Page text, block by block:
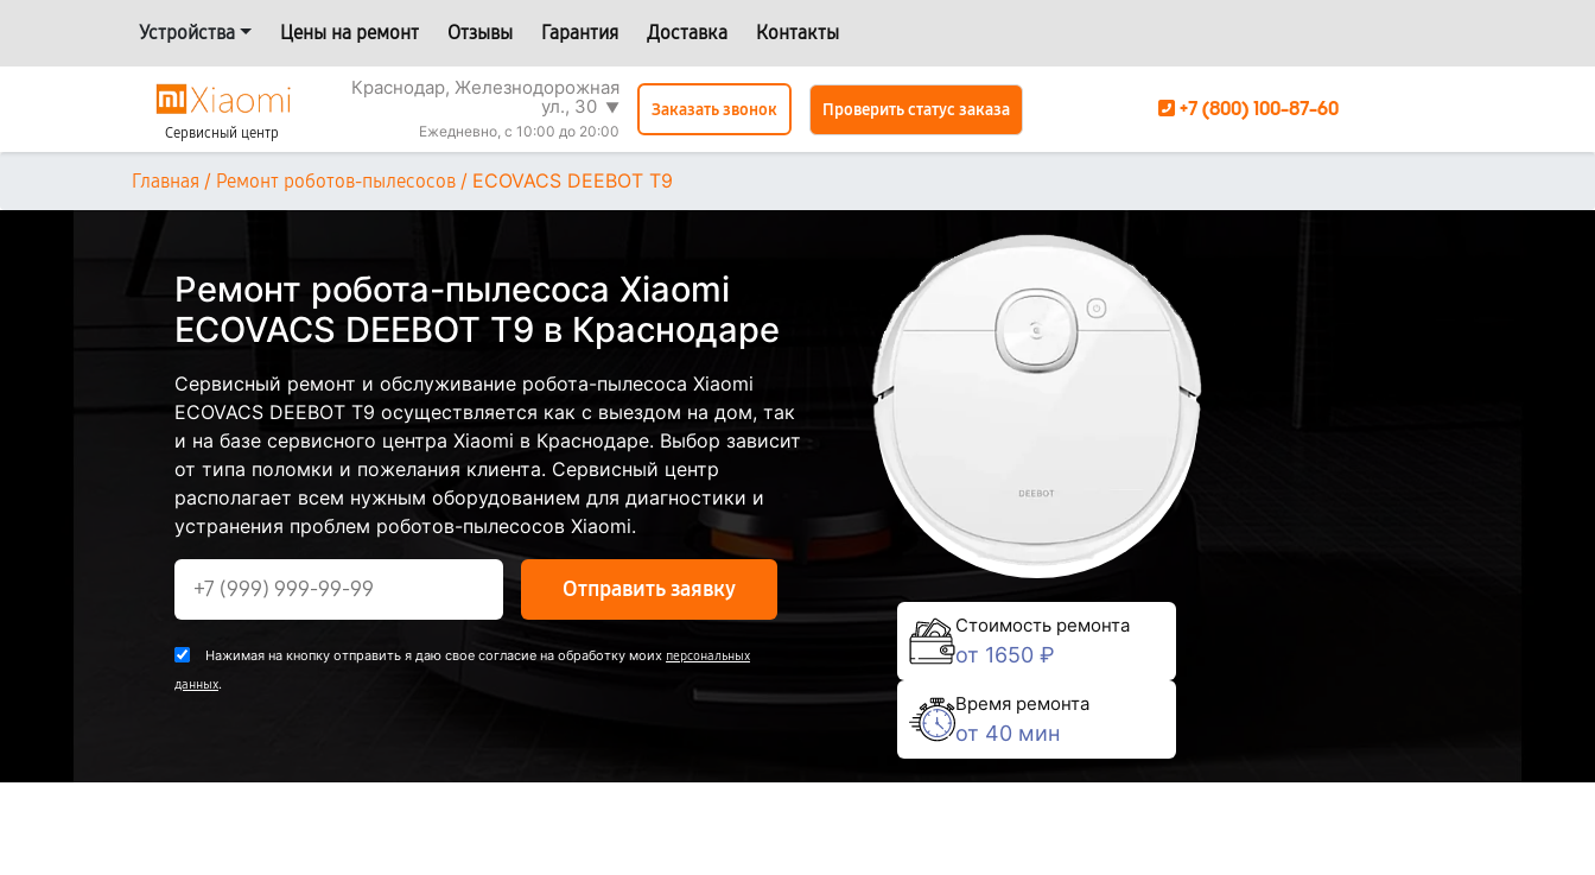
Устройства Цены на ремонт Отзывы Гарантия Доставка Контакты
Сервисный центр
Краснодар, Железнодорожная
ул., 30 ▼
Ежедневно, с 10:00 до 20:00
Заказать звонок Проверить статус заказа +7 (800) 100-87-60
Главная / Ремонт роботов-пылесосов / ECOVACS DEEBOT T9
Ремонт робота-пылесоса Xiaomi
ECOVACS DEEBOT T9 в Краснодаре
Сервисный ремонт и обслуживание робота-пылесоса Xiaomi
ECOVACS DEEBOT T9 осуществляется как с выездом на дом, так
и на базе сервисного центра Xiaomi в Краснодаре. Выбор зависит
от типа поломки и пожелания клиента. Сервисный центр
располагает всем нужным оборудованием для диагностики и
устранения проблем роботов-пылесосов Xiaomi.
Отправить заявку
Нажимая на кнопку отправить я даю свое согласие на обработку моих персональных
данных.
Стоимость ремонта
от 1650 ₽
Время ремонта
от 40 мин